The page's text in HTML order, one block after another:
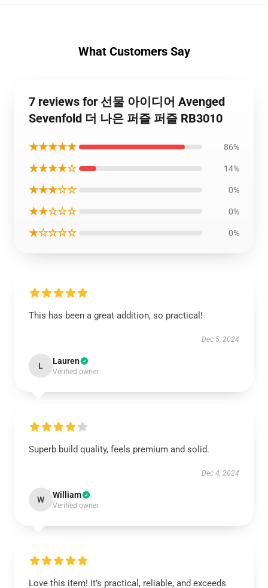
What Customers Say
7 reviews for 선물 아이디어 Avenged
Sevenfold 더 나은 퍼즐 퍼즐 RB3010
★★★★★ 86%
★★★★☆ 14%
★★★☆☆ 0%
★★☆☆☆ 0%
★☆☆☆☆ 0%
This has been a great addition, so practical!
Dec 5, 2024
L Lauren
Verified owner
Superb build quality, feels premium and solid.
Dec 4, 2024
W William
Verified owner
Love this item! It’s practical, reliable, and exceeds